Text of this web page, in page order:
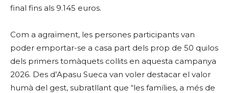
final fins als 9.145 euros.
Com a agraïment, les persones participants van
poder emportar-se a casa part dels prop de 50 quilos
dels primers tomàquets collits en aquesta campanya
2026. Des d’Apasu Sueca van voler destacar el valor
humà del gest, subratllant que “les famílies, a més de